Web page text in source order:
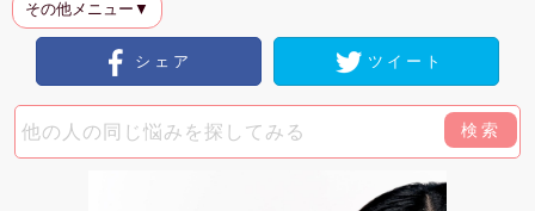
その他メニュー▼
シェア ツイート
検索